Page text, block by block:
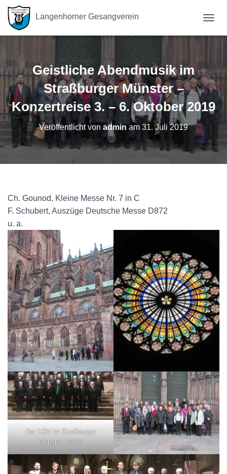
Langenhorner Gesangverein
A
A
T
I
O
N
S
C
Geistliche Abendmusik im
Straßburger Münster –
Konzertreise 3. – 6. Oktober 2019
Veröffentlicht von adminam 31. Juli 2019
Ch. Gounod, Kleine Messe Nr. 7 in C
F. Schubert, Auszüge Deutsche Messe D872
u. a.
Der LGV im Straßburger
Münster (2019)